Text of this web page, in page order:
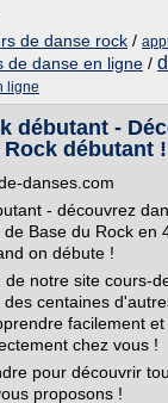
de danse rock /
de danse en ligne /
ligne
débutant -
débutant !
danses.com
- découvrez
Base du Rock en
on débute !
de notre site cours-
centaines
facilement et
chez vous !
pour découvrir
proposons !